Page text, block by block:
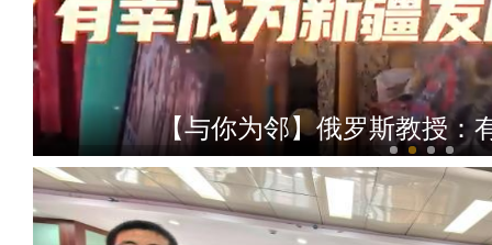
【与你为邻】俄罗斯教授：